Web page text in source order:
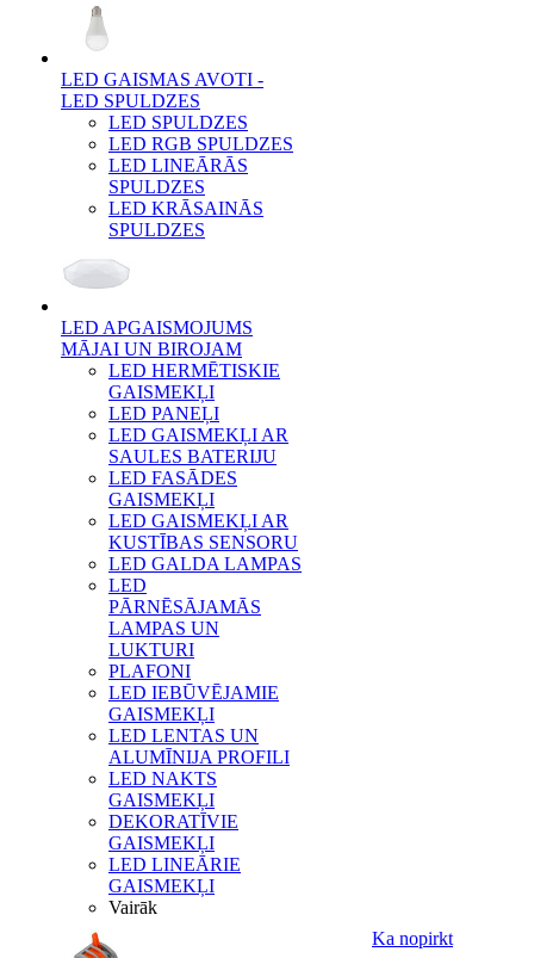
LED GAISMAS AVOTI -
LED SPULDZES
LED SPULDZES
LED RGB SPULDZES
LED LINEĀRĀS
SPULDZES
LED KRĀSAINĀS
SPULDZES
LED APGAISMOJUMS
MĀJAI UN BIROJAM
LED HERMĒTISKIE
GAISMEKĻI
LED PANEĻI
LED GAISMEKĻI AR
SAULES BATERIJU
LED FASĀDES
GAISMEKĻI
LED GAISMEKĻI AR
KUSTĪBAS SENSORU
LED GALDA LAMPAS
LED
PĀRNĒSĀJAMĀS
LAMPAS UN
LUKTURI
PLAFONI
LED IEBŪVĒJAMIE
GAISMEKĻI
LED LENTAS UN
ALUMĪNIJA PROFILI
LED NAKTS
GAISMEKĻI
DEKORATĪVIE
GAISMEKĻI
LED LINEĀRIE
GAISMEKĻI
Vairāk
Ka nopirkt